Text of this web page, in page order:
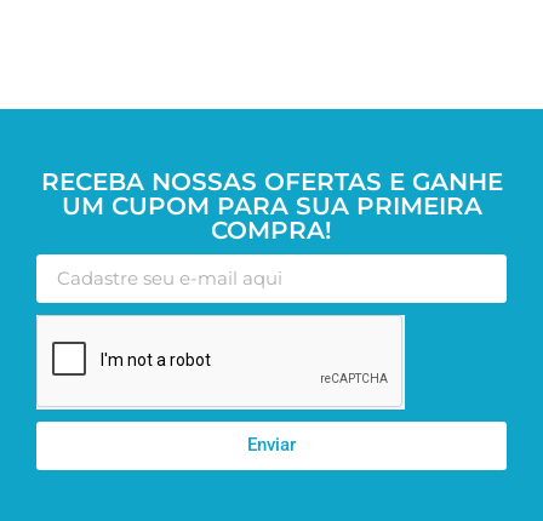
RECEBA NOSSAS OFERTAS E GANHE
UM CUPOM PARA SUA PRIMEIRA
COMPRA!
Enviar